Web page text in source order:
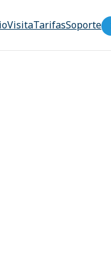
VisitaTarifasSoporte